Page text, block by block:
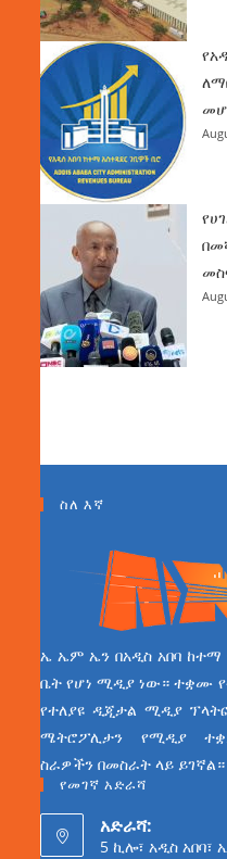
ስለ እኛ
ኤ ኤም ኤን በአዲስ አበባ
ቤት የሆነ ሚዲያ ነው። ተቋሙ
የተለያዩ ዲጂታል ሚዲያ
ሜትሮፖሊታን የሚዲያ
ስራዎችን በመስራት ላይ ይገኛል።
የመገኛ አድራሻ
አድራሻ:
5 ኪሎ፣ አዲስ አበባ፣